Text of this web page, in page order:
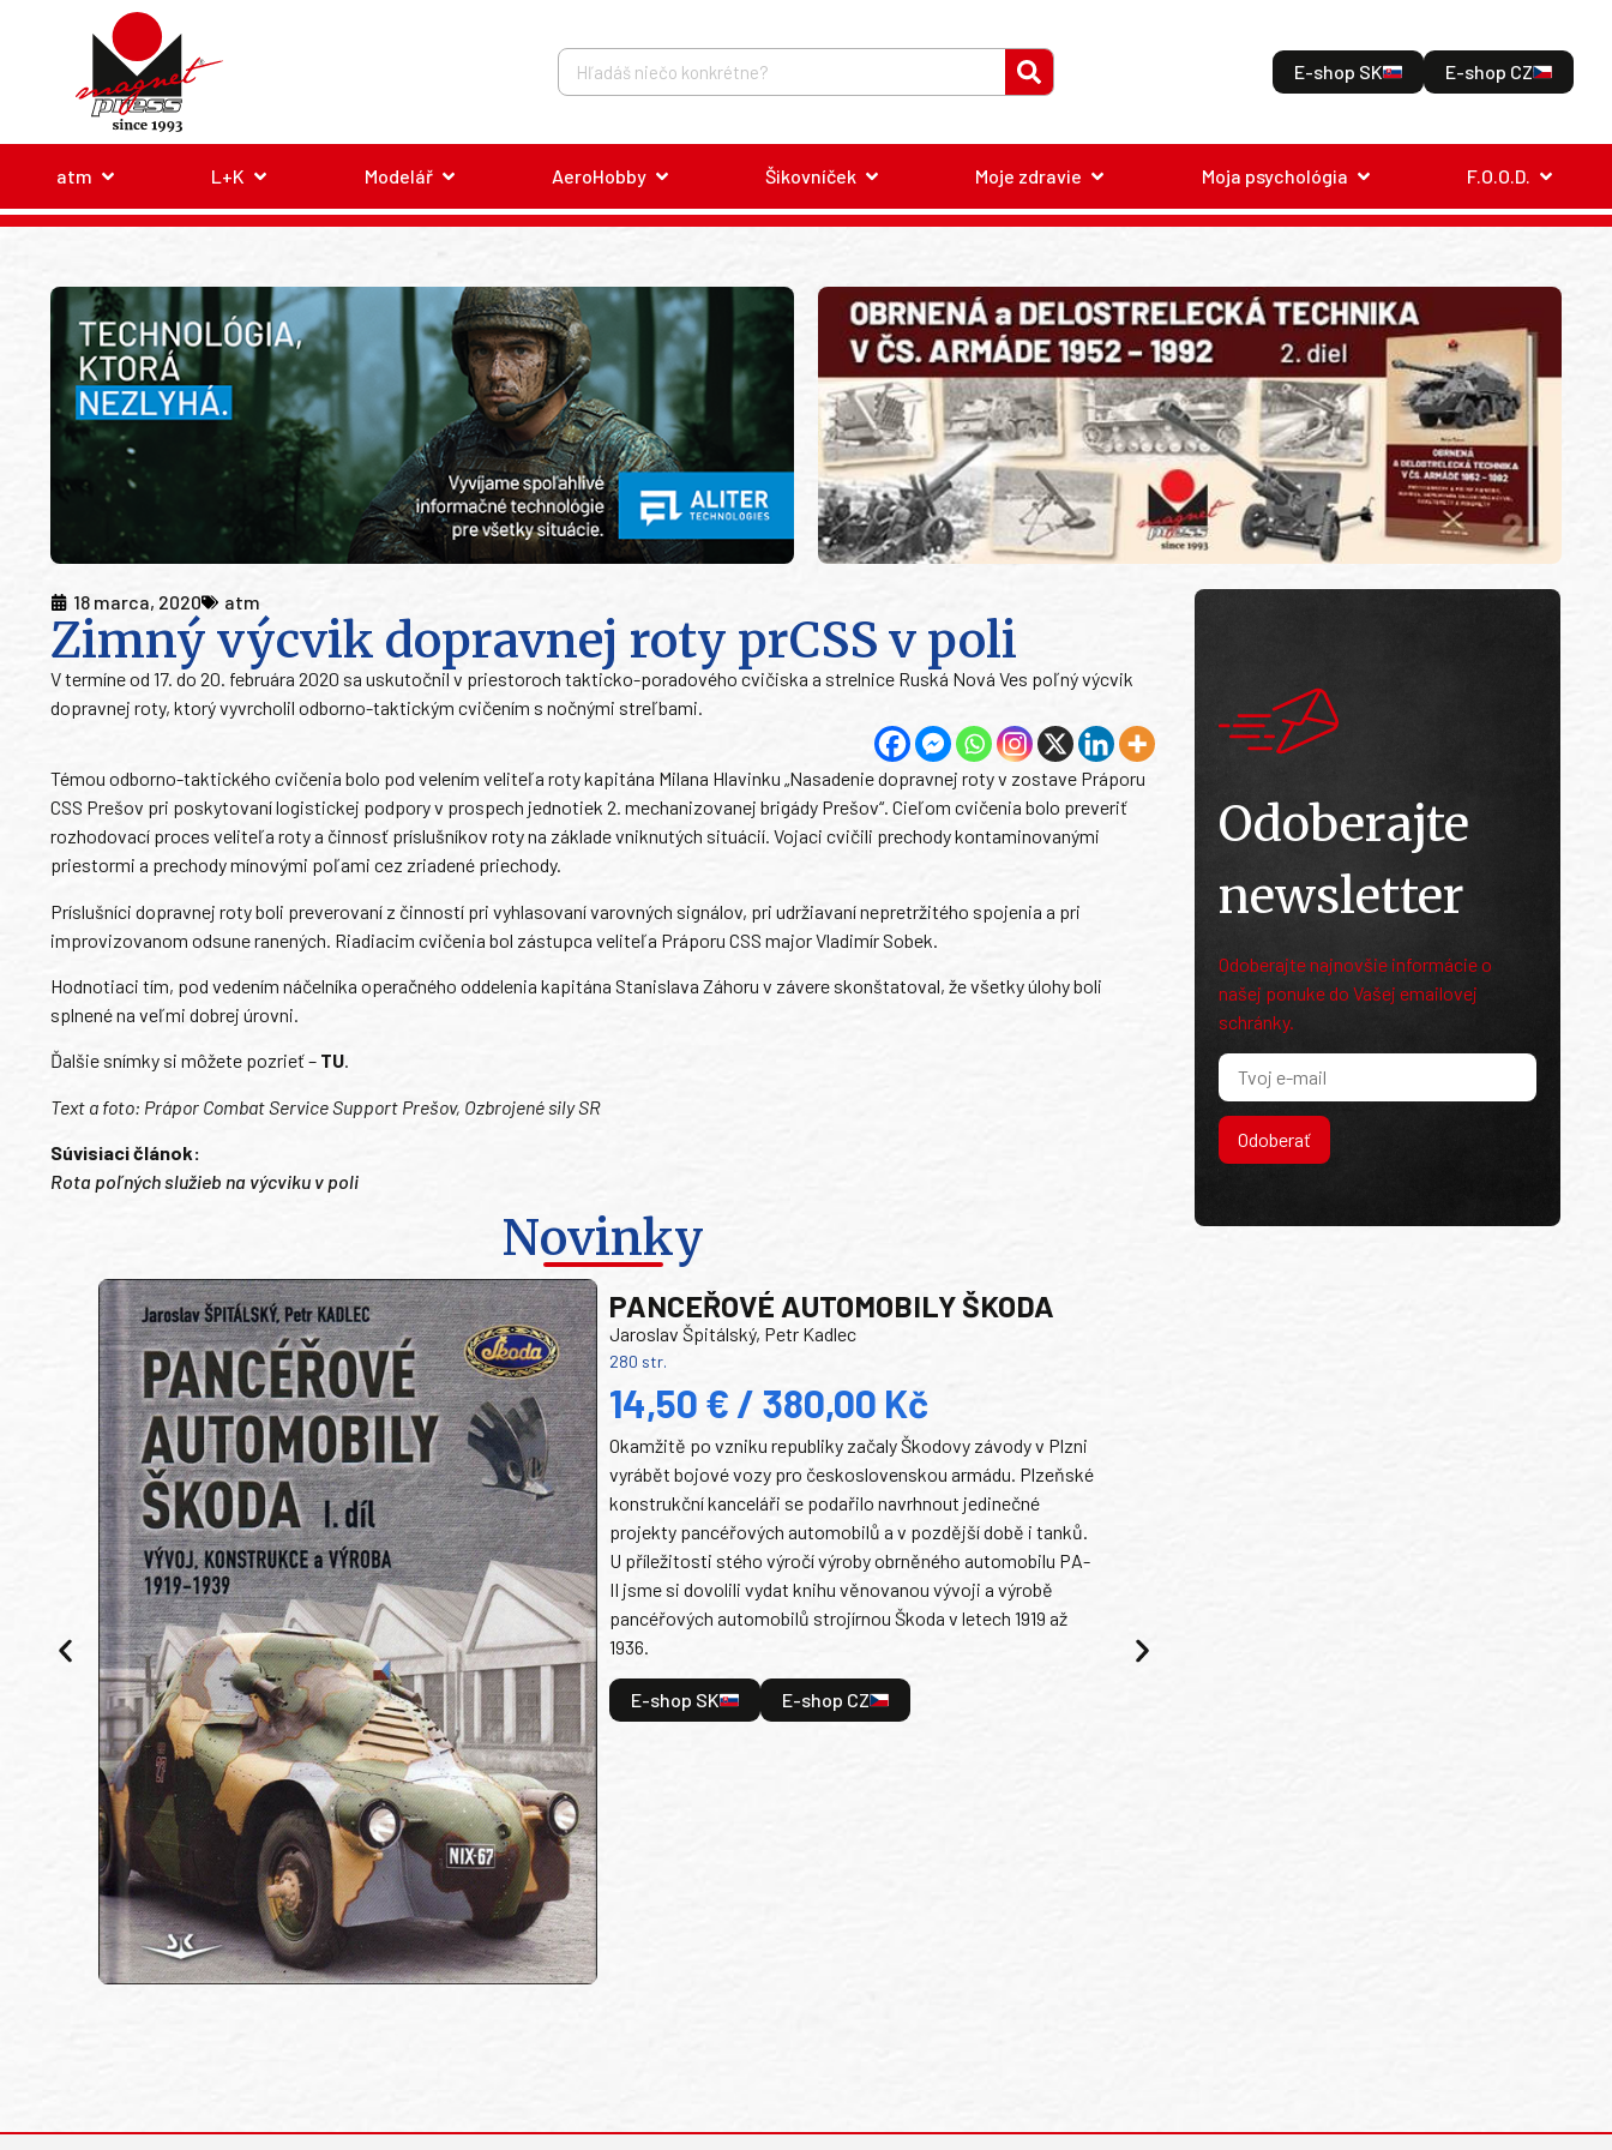
E-shop SK E-shop CZ
atm L+K Modelář AeroHobby Šikovníček Moje zdravie Moja psychológia F.O.O.D.
18 marca, 2020 atm
Zimný výcvik dopravnej roty prCSS v poli
V termíne od 17. do 20. februára 2020 sa uskutočnil v priestoroch takticko-poradového cvičiska a strelnice Ruská Nová Ves poľný výcvik
dopravnej roty, ktorý vyvrcholil odborno-taktickým cvičením s nočnými streľbami.
Témou odborno-taktického cvičenia bolo pod velením veliteľa roty kapitána Milana Hlavinku „Nasadenie dopravnej roty v zostave Práporu
CSS Prešov pri poskytovaní logistickej podpory v prospech jednotiek 2. mechanizovanej brigády Prešov“. Cieľom cvičenia bolo preveriť
rozhodovací proces veliteľa roty a činnosť príslušníkov roty na základe vniknutých situácií. Vojaci cvičili prechody kontaminovanými
priestormi a prechody mínovými poľami cez zriadené priechody.
Príslušníci dopravnej roty boli preverovaní z činností pri vyhlasovaní varovných signálov, pri udržiavaní nepretržitého spojenia a pri
improvizovanom odsune ranených. Riadiacim cvičenia bol zástupca veliteľa Práporu CSS major Vladimír Sobek.
Hodnotiaci tím, pod vedením náčelníka operačného oddelenia kapitána Stanislava Záhoru v závere skonštatoval, že všetky úlohy boli
splnené na veľmi dobrej úrovni.
Ďalšie snímky si môžete pozrieť – TU.
Text a foto: Prápor Combat Service Support Prešov, Ozbrojené sily SR
Súvisiaci článok:
Rota poľných služieb na výcviku v poli
Novinky
PANCEŘOVÉ AUTOMOBILY ŠKODA
Jaroslav Špitálský, Petr Kadlec
280 str.
14,50 € / 380,00 Kč
Okamžitě po vzniku republiky začaly Škodovy závody v Plzni
vyrábět bojové vozy pro československou armádu. Plzeňské
konstrukční kanceláři se podařilo navrhnout jedinečné
projekty pancéřových automobilů a v pozdější době i tanků.
U příležitosti stého výročí výroby obrněného automobilu PA-
II jsme si dovolili vydat knihu věnovanou vývoji a výrobě
pancéřových automobilů strojírnou Škoda v letech 1919 až
1936.
E-shop SK E-shop CZ
Odoberajte
newsletter
Odoberajte najnovšie informácie o
našej ponuke do Vašej emailovej
schránky.
Odoberať